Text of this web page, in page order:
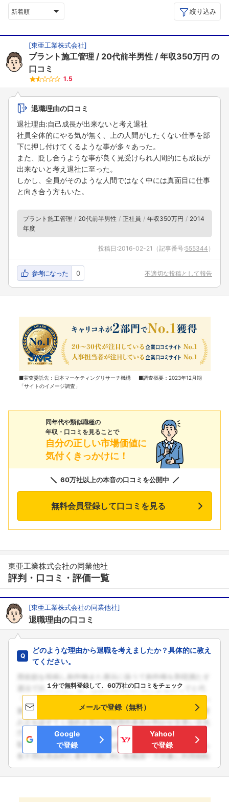
新着順 絞り込み
[東亜工業株式会社]
プラント施工管理 20代前半男性 年収350万円 の
口コミ
1.5
退職理由の口コミ
退社理由:自己成長が出来ないと考え退社
社員全体的にやる気が無く、上の人間がしたくない仕事を部
下に押し付けてくるような事が多々あった。
また、貶し合うような事が良く見受けられ人間的にも成長が
出来ないと考え退社に至った。
しかし、全員がそのような人間ではなく中には真面目に仕事
と向き合う方もいた。
プラント施工管理 20代前半男性 正社員 年収350万円
2014
年度
投稿日:2016-02-21 （記事番号:555344 ）
参考になった 0 不適切な投稿として報告
■実査委託先：日本マーケティングリサーチ機構 ■調査概要：2023年12月期
「サイトのイメージ調査」
同年代や類似職種の
年収・口コミを見ることで
自分の正しい市場価値に
気付くきっかけに！
60万社以上の本音の口コミを公開中
無料会員登録して口コミを見る
東亜工業株式会社の同業他社
評判・口コミ・評価一覧
[東亜工業株式会社の同業他社]
退職理由の口コミ
どのような理由から退職を考えましたか？具体的に教え
てください。
１分で無料登録して、60万社の口コミをチェック
メールで登録（無料）
Google
で登録
Yahoo!
で登録